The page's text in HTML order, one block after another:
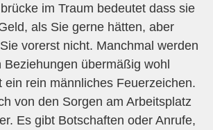
im Traum bedeutet dass sie
als Sie gerne hätten, aber
vorerst nicht. Manchmal werden
übermäßig wohl
ein rein männliches Feuerzeichen.
von den Sorgen am Arbeitsplatz
Es gibt Botschaften oder Anrufe,